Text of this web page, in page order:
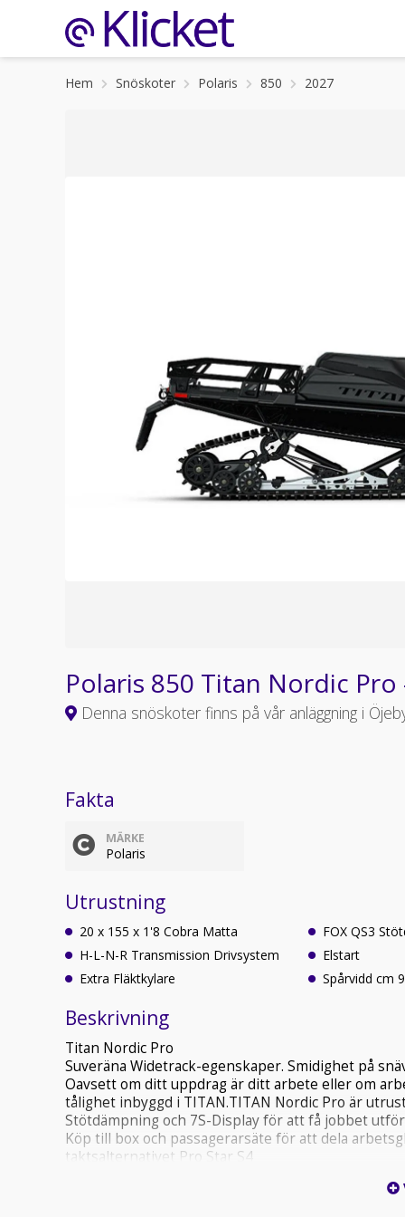
Hem Snöskoter Polaris 850 2027
Polaris 850 Titan Nordic Pro
Denna snöskoter finns på vår anläggning i
Fakta
MÄRKE
Polaris
Utrustning
20 x 155 x 1'8 Cobra Matta
H-L-N-R Transmission Drivsystem
Extra Fläktkylare
FOX QS3
Elstart
Beskrivning
Titan Nordic Pro
Suveräna Widetrack-egenskaper. Smidighet på
Oavsett om ditt uppdrag är ditt arbete eller om
tålighet inbyggd i TITAN.TITAN Nordic Pro är
Stötdämpning och 7S-Display för att få jobbet
Köp till box och passagerarsäte för att dela
taktsalternativet Pro Star S4
När vi bestämde oss för att bygga den helt nya